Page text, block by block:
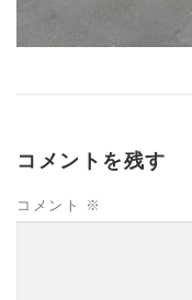
コメントを残す
コメント ※